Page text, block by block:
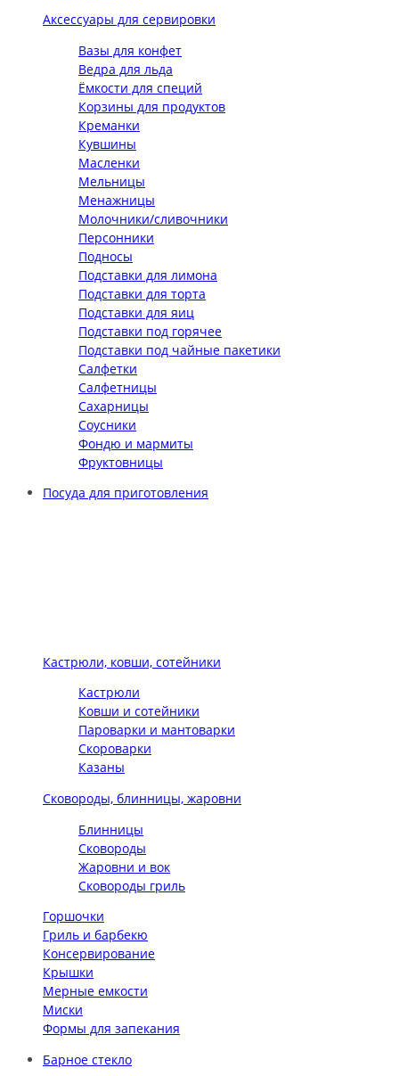
Аксессуары для сервировки
Вазы для конфет
Ведра для льда
Ёмкости для специй
Корзины для продуктов
Креманки
Кувшины
Масленки
Мельницы
Менажницы
Молочники/сливочники
Персонники
Подносы
Подставки для лимона
Подставки для торта
Подставки для яиц
Подставки под горячее
Подставки под чайные пакетики
Салфетки
Салфетницы
Сахарницы
Соусники
Фондю и мармиты
Фруктовницы
Посуда для приготовления
Кастрюли, ковши, сотейники
Кастрюли
Ковши и сотейники
Пароварки и мантоварки
Скороварки
Казаны
Сковороды, блинницы, жаровни
Блинницы
Сковороды
Жаровни и вок
Сковороды гриль
Горшочки
Гриль и барбекю
Консервирование
Крышки
Мерные емкости
Миски
Формы для запекания
Барное стекло